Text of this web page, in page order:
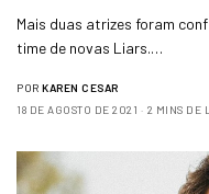
Mais duas atrizes foram
time de novas Liars.…
POR KAREN CESAR
18 DE AGOSTO DE 2021
2 MINS DE